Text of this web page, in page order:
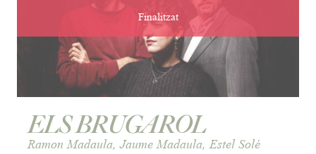
Finalitzat
ELS BRUGAROL
Ramon Madaula, Jaume Madaula, Estel Solé